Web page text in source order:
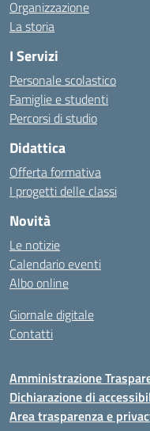
Organizzazione
La storia
I Servizi
Personale scolastico
Famiglie e studenti
Percorsi di studio
Didattica
Offerta formativa
I progetti delle classi
Novità
Le notizie
Calendario eventi
Albo online
Giornale digitale
Contatti
Amministrazione
Dichiarazione di
Area trasparenza e